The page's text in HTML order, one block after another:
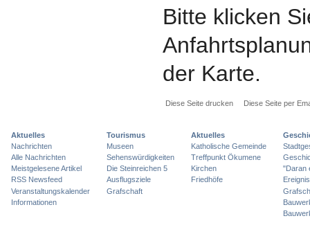
Bitte klicken
der Karte.
Diese Seite drucken Diese Seite per
Aktuelles
Nachrichten
Alle Nachrichten
Meistgelesene Artikel
RSS Newsfeed
Veranstaltungskalender
Informationen
Tourismus
Museen
Sehenswürdigkeiten
Die Steinreichen 5
Ausflugsziele
Grafschaft
Aktuelles
Katholische Gemeinde
Treffpunkt Ökumene
Kirchen
Friedhöfe
"Daran